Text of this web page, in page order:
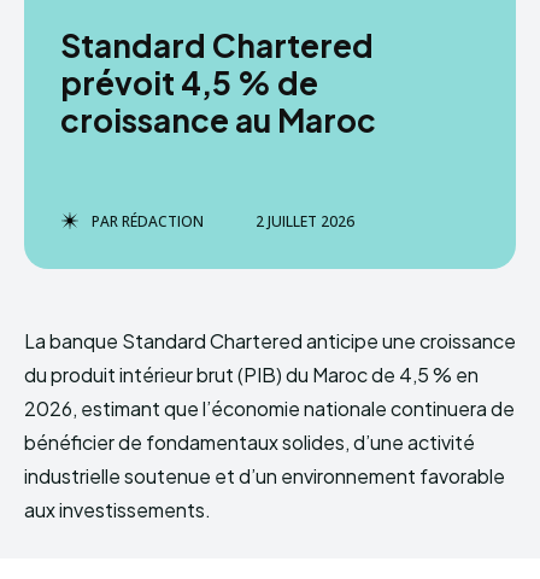
Standard Chartered
prévoit 4,5 % de
croissance au Maroc
PARRÉDACTION 2 JUILLET 2026
La banque Standard Chartered anticipe une croissance
du produit intérieur brut (PIB) du Maroc de 4,5 % en
2026, estimant que l’économie nationale continuera de
bénéficier de fondamentaux solides, d’une activité
industrielle soutenue et d’un environnement favorable
aux investissements.